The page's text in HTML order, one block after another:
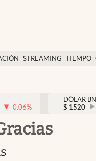
STREAMING TIEMPO
México
-0.06%
DÓLAR
$ 1520